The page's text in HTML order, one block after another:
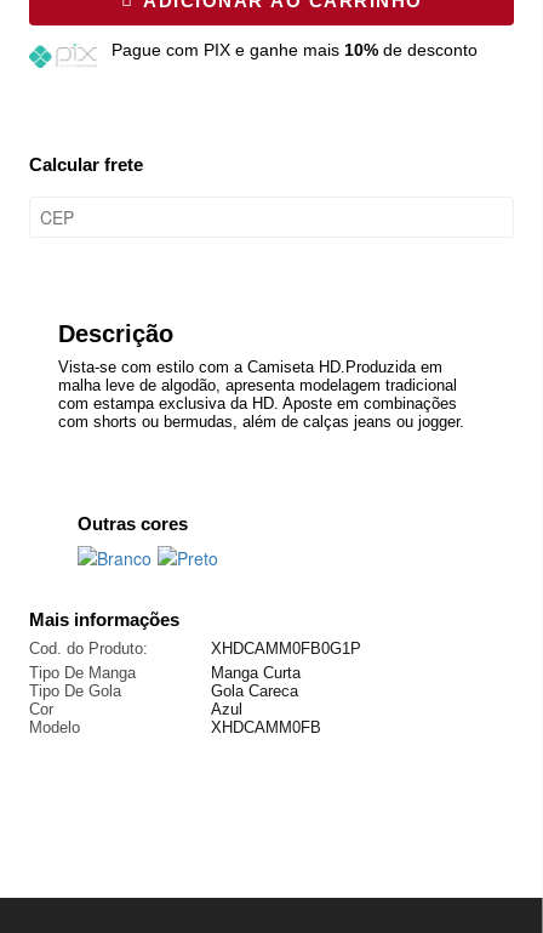
Pague com PIX e ganhe mais 10%de desconto
Calcular frete
Descrição
Vista-se com estilo com a Camiseta HD.Produzida em
malha leve de algodão, apresenta modelagem tradicional
com estampa exclusiva da HD. Aposte em combinações
com shorts ou bermudas, além de calças jeans ou jogger.
Outras cores
Mais informações
Cod. do Produto:
XHDCAMM0FB0G1P
Tipo De Manga
Manga Curta
Tipo De Gola
Gola Careca
Cor
Azul
Modelo
XHDCAMM0FB